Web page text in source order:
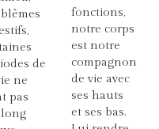
de
ne
pas
fonctions,
notre corps
est notre
compagnon
de vie avec
ses hauts
et ses bas.